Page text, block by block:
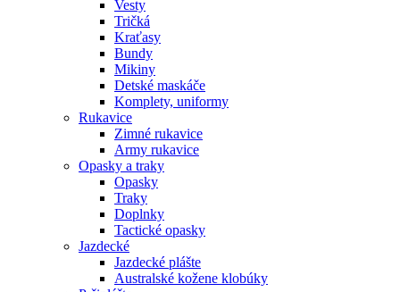
Vesty
Tričká
Kraťasy
Bundy
Mikiny
Detské maskáče
Komplety, uniformy
Rukavice
Zimné rukavice
Army rukavice
Opasky a traky
Opasky
Traky
Doplnky
Tactické opasky
Jazdecké
Jazdecké plášte
Australské kožene klobúky